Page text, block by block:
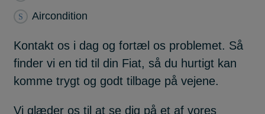
Aircondition
Kontakt os i dag og fortæl os problemet. Så
finder vi en tid til din Fiat, så du hurtigt kan
komme trygt og godt tilbage på vejene.
Vi glæder os til at se dig på et af vores